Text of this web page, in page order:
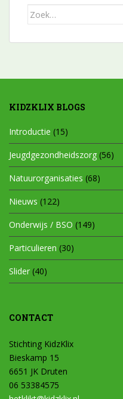
Zoek
KIDZKLIX BLOGS
Introductie (15)
Jeugdgezondheidszorg (56)
Natuurorganisaties (68)
Nieuws (122)
Onderwijs / BSO (149)
Particulieren (30)
Slider (40)
CONTACT
Stichting KidzKlix
Bieskamp 15
6651 JK Druten
06 53384575